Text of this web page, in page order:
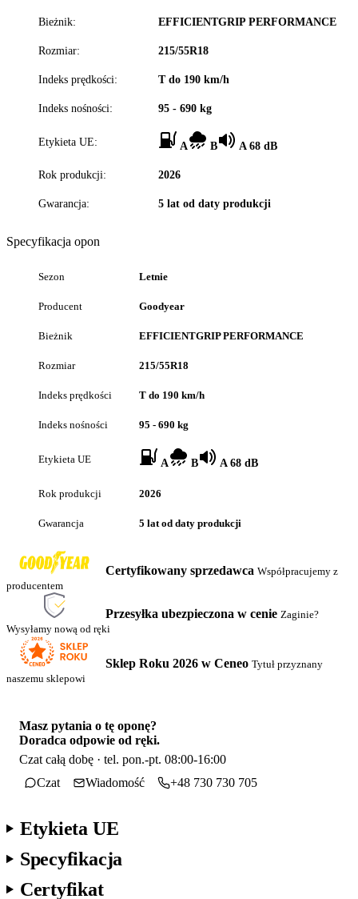
Bieżnik: EFFICIENTGRIP PERFORMANCE
Rozmiar: 215/55R18
Indeks prędkości: T do 190 km/h
Indeks nośności: 95 - 690 kg
Etykieta UE: A B A 68 dB
Rok produkcji: 2026
Gwarancja: 5 lat od daty produkcji
Specyfikacja opon
Sezon Letnie
Producent Goodyear
Bieżnik EFFICIENTGRIP PERFORMANCE
Rozmiar 215/55R18
Indeks prędkości T do 190 km/h
Indeks nośności 95 - 690 kg
Etykieta UE A B A 68 dB
Rok produkcji 2026
Gwarancja 5 lat od daty produkcji
Certyfikowany sprzedawca Współpracujemy z
producentem
Przesyłka ubezpieczona w cenie Zaginie?
Wysyłamy nową od ręki
Sklep Roku 2026 w Ceneo Tytuł przyznany
naszemu sklepowi
Masz pytania o tę oponę?
Doradca odpowie od ręki.
Czat całą dobę · tel. pon.-pt. 08:00-16:00
Czat
Wiadomość +48 730 730 705
Etykieta UE
Specyfikacja
Certyfikat